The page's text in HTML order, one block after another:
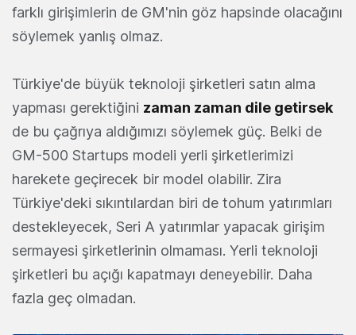
farklı girişimlerin de GM'nin göz hapsinde olacağını
söylemek yanlış olmaz.
Türkiye'de büyük teknoloji şirketleri satın alma
yapması gerektiğini zaman zaman dile getirsek
de bu çağrıya aldığımızı söylemek güç. Belki de
GM-500 Startups modeli yerli şirketlerimizi
harekete geçirecek bir model olabilir. Zira
Türkiye'deki sıkıntılardan biri de tohum yatırımları
destekleyecek, Seri A yatırımlar yapacak girişim
sermayesi şirketlerinin olmaması. Yerli teknoloji
şirketleri bu açığı kapatmayı deneyebilir. Daha
fazla geç olmadan.